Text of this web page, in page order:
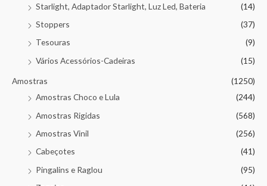
Starlight, Adaptador Starlight, Luz Led, Bateria
(14)
Stoppers
(37)
Tesouras
(9)
Vários Acessórios-Cadeiras
(15)
Amostras
(1250)
Amostras Choco e Lula
(244)
Amostras Rigidas
(568)
Amostras Vinil
(256)
Cabeçotes
(41)
Pingalins e Raglou
(95)